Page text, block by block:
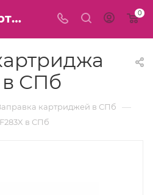
Заправка картриджа HP CF283X в СПб 0
в СПб
картриджей в СПб —
в СПб